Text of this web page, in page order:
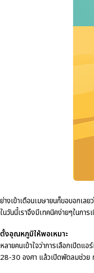
ย่างเข้าเดือนเมษายนก็ขอบอกเ
ในวันนี้เราจึงมีเทคนิคง่ายๆในกา
ตั้งอุณหภูมิให้พอเหมาะ
หลายคนเข้าใจว่าการเลือกเปิด
28-30 องศา แล้วเปิดพัดลมช่วย